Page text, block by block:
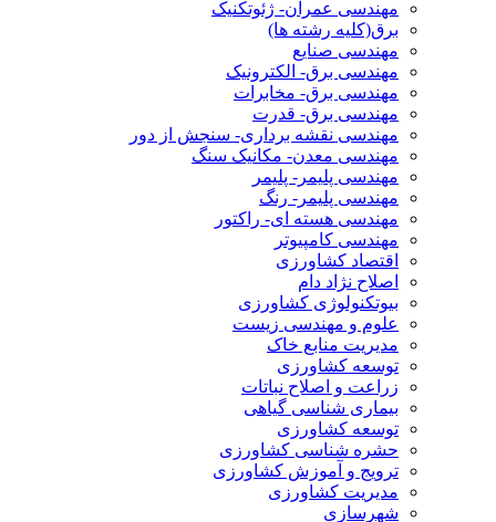
مهندسی عمران- ژئوتکنیک
برق(کلیه رشته ها)
مهندسی صنایع
مهندسی برق- الکترونیک
مهندسی برق- مخابرات
مهندسی برق- قدرت
مهندسی نقشه برداری- سنجش از دور
مهندسی معدن- مکانیک سنگ
مهندسی پلیمر- پلیمر
مهندسی پلیمر- رنگ
مهندسی هسته ای- راکتور
مهندسی کامپیوتر
اقتصاد کشاورزی
اصلاح نژاد دام
بیوتکنولوژی کشاورزی
علوم و مهندسی زیست
مدیریت منابع خاک
توسعه کشاورزی
زراعت و اصلاح نباتات
بیماری شناسی گیاهی
توسعه کشاورزی
حشره شناسی کشاورزی
ترویج و آموزش کشاورزی
مدیریت کشاورزی
شهرسازی